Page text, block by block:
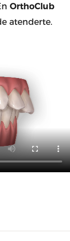
OrthoClub
atenderte.